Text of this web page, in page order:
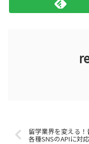
留学業界を変える
各種SNSのAPIに対応